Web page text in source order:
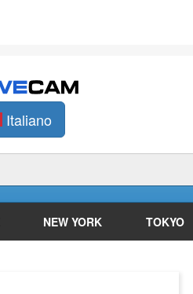
Italiano
NEW YORK TOKYO